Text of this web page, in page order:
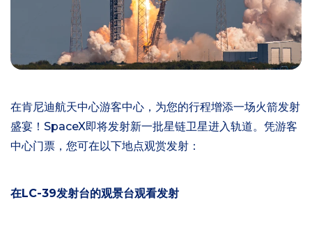
在肯尼迪航天中心游客中心，为您的行程增添一场火箭发射
盛宴！SpaceX即将发射新一批星链卫星进入轨道。凭游客
中心门票，您可在以下地点观赏发射：
在LC-39发射台的观景台观看发射